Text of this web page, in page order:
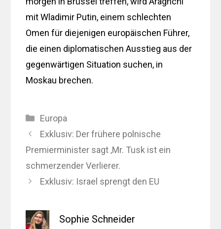
mit Wladimir Putin, einem schlechten
Omen für diejenigen europäischen Führer,
die einen diplomatischen Ausstieg aus der
gegenwärtigen Situation suchen, in
Moskau brechen.
Kategorien
Europa
Exklusiv: Der frühere polnische
Premierminister sagt ‚Mr. Tusk ist ein
schmerzender Verlierer.
Exklusiv: Israel sprengt den EU
Sophie Schneider